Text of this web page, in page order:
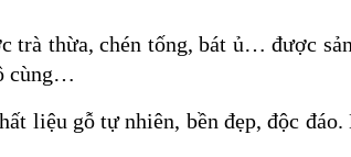
trà thừa, chén tống, bát ủ… được
cùng…
liệu gỗ tự nhiên, bền đẹp, độc